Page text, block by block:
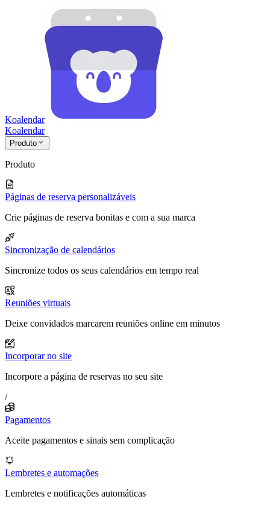
Koalendar
Koalendar
Produto
Produto
Páginas de reserva personalizáveis
Crie páginas de reserva bonitas e com a sua marca
Sincronização de calendários
Sincronize todos os seus calendários em tempo real
Reuniões virtuais
Deixe convidados marcarem reuniões online em minutos
Incorporar no site
Incorpore a página de reservas no seu site
/
Pagamentos
Aceite pagamentos e sinais sem complicação
Lembretes e automações
Lembretes e notificações automáticas